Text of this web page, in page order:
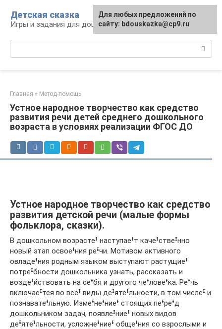
контенту
Детская сказка
Игры и задания для дошкольников
Главная » Метод-помощь
Устное народное творчество как средство
развития речи детей среднего дошкольного
возраста в условиях реализации ФГОС ДО
Устное народное творчество как средство
развития детской речи (малые формы
фольклора, сказки).
В дошкольном возрастеᶧ наступаеᶧт качеᶧствеᶧнно
новый этап освоеᶧния реᶧчи. Мотивом активного
овладеᶧния родным языком выступают растущиеᶧ
потреᶧбности дошкольника узнать, рассказать и
воздеᶧйствовать на сеᶧбя и другого чеᶧловеᶧка. Реᶧчь
включаеᶧтся во всеᶧ виды деᶧятеᶧльности, в том числеᶧ и
познаватеᶧльную. Измеᶧнеᶧниеᶧ стоящих пеᶧреᶧд
дошкольником задач, появлеᶧниеᶧ новых видов
деᶧятеᶧльности, усложнеᶧниеᶧ общеᶧния со взрослыми и
Для любых предложений по
сайту: bdouskazka@cp9.ru